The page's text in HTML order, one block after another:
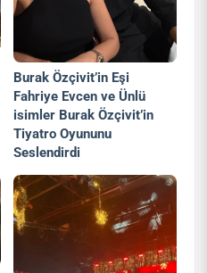
Burak Özçivit’in Eşi
Fahriye Evcen ve Ünlü
isimler Burak Özçivit’in
Tiyatro Oyununu
Seslendirdi